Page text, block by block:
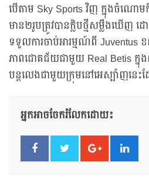
បើតាម Sky Sports វិញ ក្នុងចំណោម
មាន២រូបត្រូវបានក្លិបថ្មីសម្លឹងឃើញ
ទទួលការចាប់អារម្មណ៍ពី
ភាពជោគជ័យជាមួយ Real Betis ក្នុ
បន្តលេងជាមួយក្រុមនៅអេស្ប៉ាញនេះដ
អ្នកអាចចែករំលែកដោយ៖